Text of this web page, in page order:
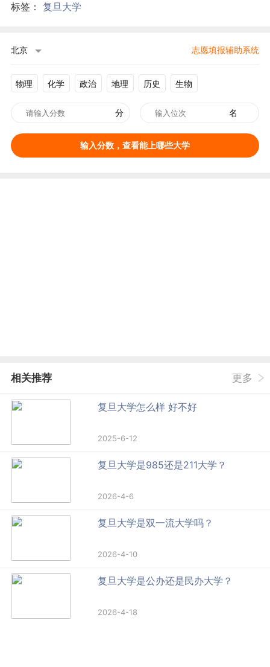
标签： 复旦大学
北京 志愿填报辅助系统
物理 化学 政治 地理 历史 生物
分 名
输入分数，查看能上哪些大学
相关推荐 更多
复旦大学怎么样 好不好
2025-6-12
复旦大学是985还是211大学？
2026-4-6
复旦大学是双一流大学吗？
2026-4-10
复旦大学是公办还是民办大学？
2026-4-18